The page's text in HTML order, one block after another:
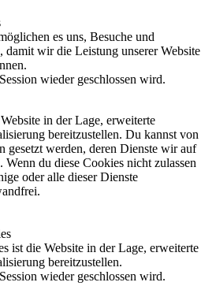
es uns, Besuche und
damit wir die Leistung unserer Website
wieder geschlossen wird.
in der Lage, erweiterte
bereitzustellen. Du kannst von
gesetzt werden, deren Dienste wir auf
Wenn du diese Cookies nicht zulassen
oder alle dieser Dienste
ist die Website in der Lage, erweiterte
bereitzustellen.
wieder geschlossen wird.